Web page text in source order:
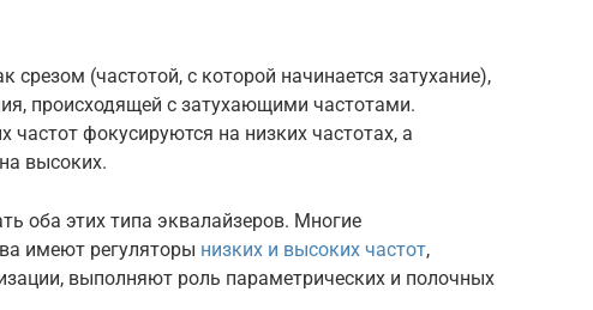
(частотой, с которой начинается затухание),
происходящей с затухающими частотами.
частот фокусируются на низких частотах, а
высоких.
оба этих типа эквалайзеров. Многие
имеют регуляторы низких и высоких частот,
выполняют роль параметрических и полочных